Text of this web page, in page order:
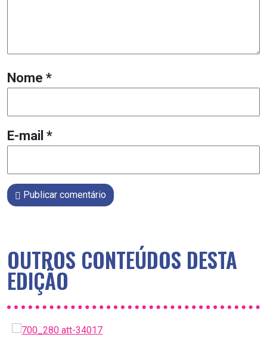
Nome *
E-mail *
Publicar comentário
OUTROS CONTEÚDOS DESTA
EDIÇÃO